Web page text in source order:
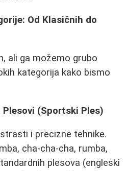
Od Klasičnih do
ali ga možemo grubo
kategorija kako bismo
(Sportski Ples)
i precizne tehnike.
cha-cha-cha, rumba,
plesova (engleski